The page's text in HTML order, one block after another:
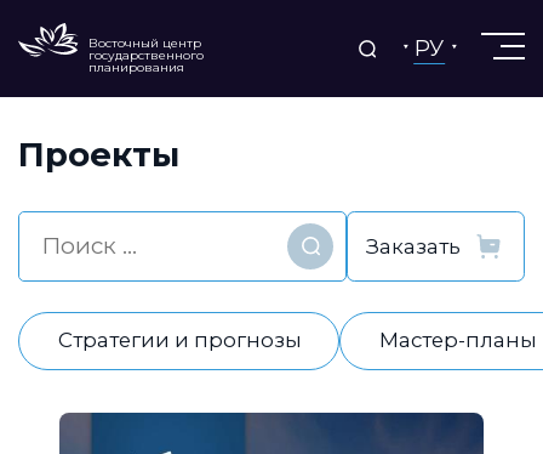
Восточный центр
государственного
планирования
РУ
Проекты
Найти
Стратегии и прогнозы Мастер-планы